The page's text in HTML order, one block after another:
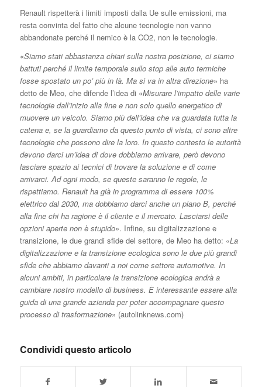
Renault rispetterà i limiti imposti dalla Ue sulle emissioni, ma
resta convinta del fatto che alcune tecnologie non vanno
abbandonate perché il nemico è la CO2, non le tecnologie.
«Siamo stati abbastanza chiari sulla nostra posizione, ci siamo
battuti perché il limite temporale sullo stop alle auto termiche
fosse spostato un po’ più in là. Ma si va in altra direzione» ha
detto de Meo, che difende l’idea di «Misurare l’impatto delle varie
tecnologie dall’inizio alla fine e non solo quello energetico di
muovere un veicolo. Siamo più dell’idea che va guardata tutta la
catena e, se la guardiamo da questo punto di vista, ci sono altre
tecnologie che possono dire la loro. In questo contesto le autorità
devono darci un’idea di dove dobbiamo arrivare, però devono
lasciare spazio ai tecnici di trovare la soluzione e di come
arrivarci. Ad ogni modo, se queste saranno le regole, le
rispettiamo. Renault ha già in programma di essere 100%
elettrico dal 2030, ma dobbiamo darci anche un piano B, perché
alla fine chi ha ragione è il cliente e il mercato. Lasciarsi delle
opzioni aperte non è stupido». Infine, su digitalizzazione e
transizione, le due grandi sfide del settore, de Meo ha detto: «La
digitalizzazione e la transizione ecologica sono le due più grandi
sfide che abbiamo davanti a noi come settore automotive. In
alcuni ambiti, in particolare la transizione ecologica andrà a
cambiare nostro modello di business. È interessante essere alla
guida di una grande azienda per poter accompagnare questo
processo di trasformazione» (autolinknews.com)
Condividi questo articolo